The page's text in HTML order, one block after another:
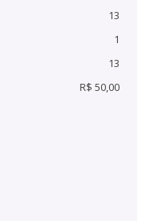
13
1
13
R$ 50,00